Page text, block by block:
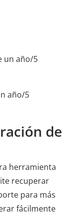
un año/5
año/5
de
herramienta
recuperar
para más
fácilmente